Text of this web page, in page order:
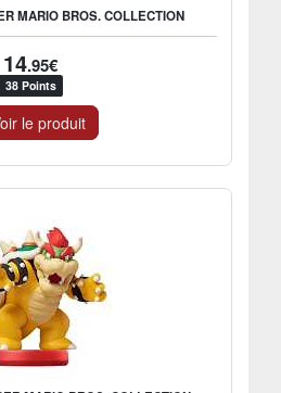
MARIO BROS. COLLECTION
14.95€
38 Points
le produit